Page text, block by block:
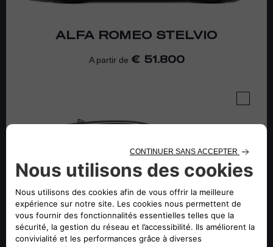
ALFA ROMEO STELVIO
A partir de 51.800
ALFA ROMEOTONALE HYBRIDE